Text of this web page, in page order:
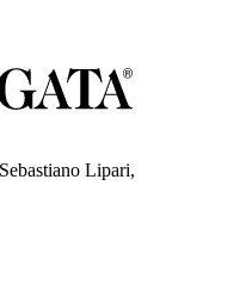
Lipari,
tab)